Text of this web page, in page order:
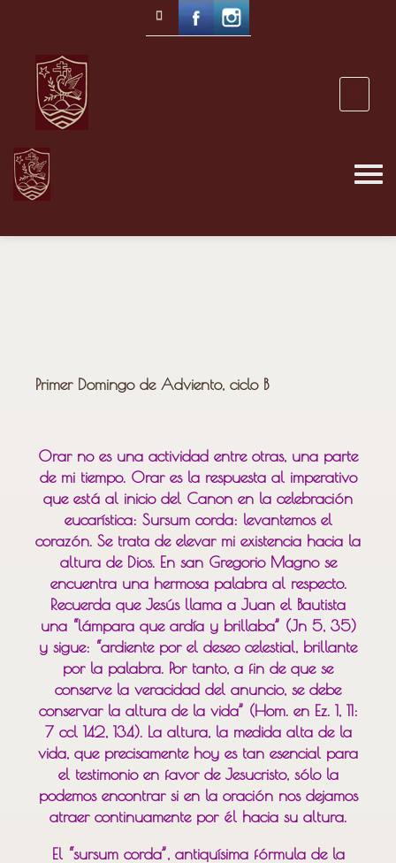
Primer Domingo de Adviento, ciclo B
Orar no es una actividad entre otras, una parte
de mi tiempo. Orar es la respuesta al imperativo
que está al inicio del Canon en la celebración
eucarística: Sursum corda: levantemos el
corazón. Se trata de elevar mi existencia hacia la
altura de Dios. En san Gregorio Magno se
encuentra una hermosa palabra al respecto.
Recuerda que Jesús llama a Juan el Bautista
una “lámpara que ardía y brillaba” (Jn 5, 35)
y sigue: “ardiente por el deseo celestial, brillante
por la palabra. Por tanto, a fin de que se
conserve la veracidad del anuncio, se debe
conservar la altura de la vida” (Hom. en Ez. 1, 11:
7 ccl 142, 134). La altura, la medida alta de la
vida, que precisamente hoy es tan esencial para
el testimonio en favor de Jesucristo, sólo la
podemos encontrar si en la oración nos dejamos
atraer continuamente por él hacia su altura.
El “sursum corda”, antiquísima fórmula de la